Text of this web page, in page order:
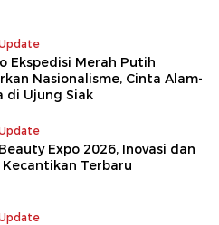
Ekspedisi Merah Putih
Nasionalisme, Cinta Alam-
di Ujung Siak
Expo 2026, Inovasi dan
Kecantikan Terbaru